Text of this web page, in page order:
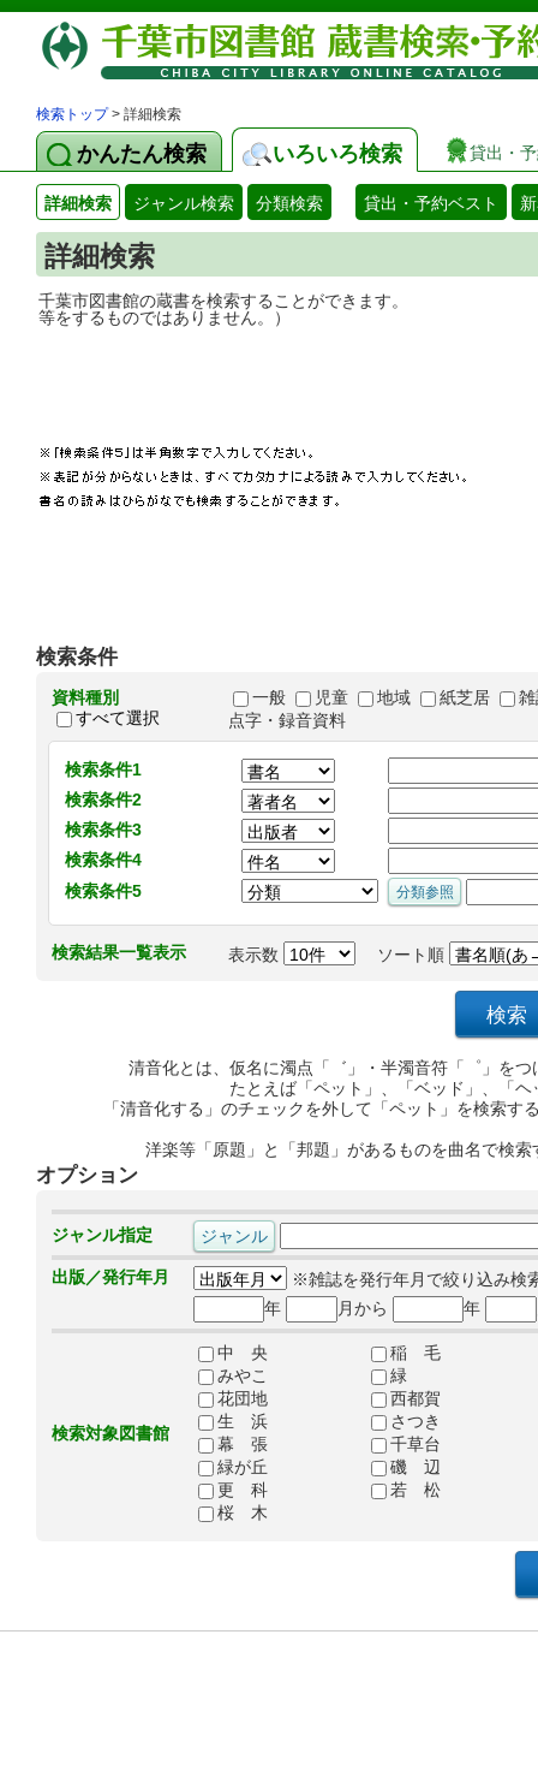
検索トップ> 詳細検索
かんたん検索 いろいろ検索 貸出・
詳細検索 ジャンル検索 分類検索 貸出・予約ベスト
詳細検索
千葉市図書館の蔵書を検索することがで
等をするものではありません。）
検索条件
資料種別
すべて選択
一般 児童 地域 紙芝居
点字・録音資料
検索条件1
検索条件2
検索条件3
検索条件4
検索条件5
検索結果一覧表示 表示数 ソート順
清音化とは、仮名に濁点「゛」・半濁音符「゜」を
たとえば「ペット」、「ベッド」、「
「清音化する」のチェックを外して「ペット」を検索
洋楽等「原題」と「邦題」があるものを曲名で検
オプション
ジャンル指定
出版／発行年月
※雑誌を発行年月で絞り込み検
年
月から 年
検索対象図書館
中 央
稲 毛
みやこ
緑
花団地
西都賀
生 浜
さつき
幕 張
千草台
緑が丘
磯 辺
更 科
若 松
桜 木